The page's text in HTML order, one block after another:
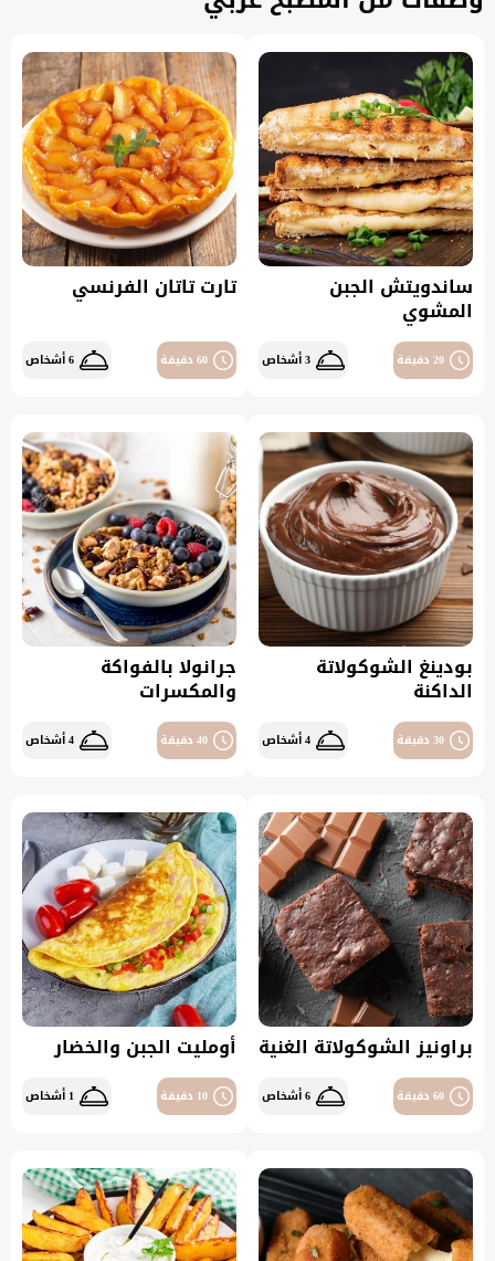
ساندويتش الجبن
المشوي
20 دقيقة 3 أشخاص
تارت تاتان الفرنسي
60 دقيقة 6 أشخاص
بودينغ الشوكولاتة
الداكنة
30 دقيقة 4 أشخاص
جرانولا بالفواكة
والمكسرات
40 دقيقة 4 أشخاص
براونيز الشوكولاتة الغنية
60 دقيقة 6 أشخاص
أومليت الجبن والخضار
10 دقيقة 1 أشخاص